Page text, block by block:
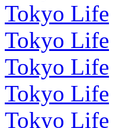
Tokyo Life
Tokyo Life
Tokyo Life
Tokyo Life
Tokyo Life